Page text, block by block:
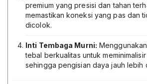
premium yang presisi dan tahan
memastikan koneksi yang pas dan
dicolok.
Inti Tembaga Murni:
tebal berkualitas untuk
sehingga pengisian daya jauh lebih